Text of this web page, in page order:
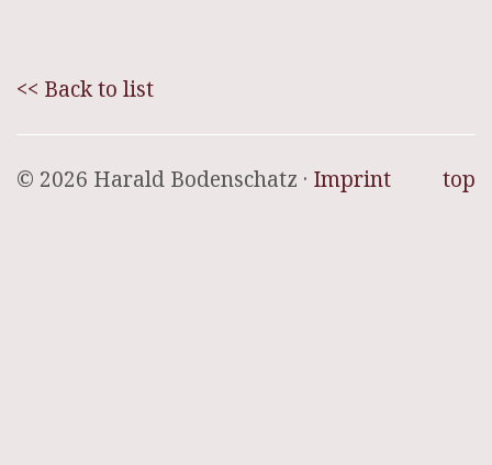
<< Back to list
top
© 2026 Harald Bodenschatz · Imprint